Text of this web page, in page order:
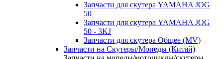
Запчасти для скутера YAMAHA JOG
50
Запчасти для скутера YAMAHA JOG
50 - 3KJ
Запчасти для скутера Общее (MV)
Запчасти на Скутеры/Мопеды (Китай)